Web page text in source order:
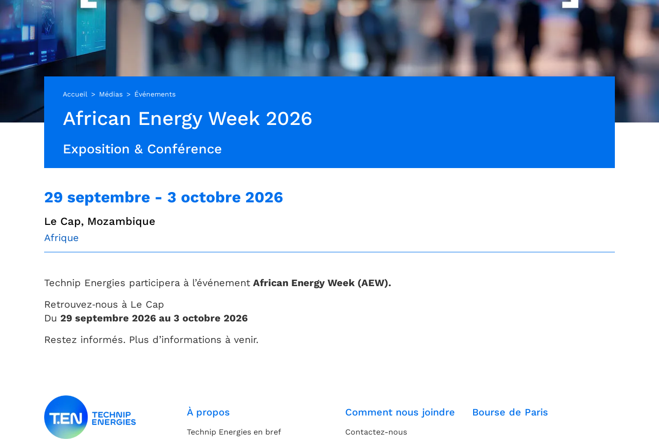
Accueil Médias Événements
African Energy Week 2026
Exposition & Conférence
29 septembre - 3 octobre 2026
Le Cap, Mozambique
Afrique
Technip Energies participera à l’événement African Energy Week (AEW).
Retrouvez‑nous à Le Cap
Du 29 septembre 2026 au 3 octobre 2026
Restez informés. Plus d’informations à venir.
À propos
Technip Energies en bref
Comment nous joindre
Contactez-nous
Bourse de Paris